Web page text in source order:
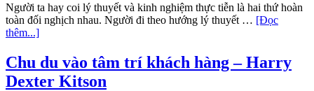
Người ta hay coi lý thuyết và kinh nghiệm thực tiễn là hai thứ hoàn
toàn đối nghịch nhau. Người đi theo hướng lý thuyết … [Đọc
thêm...]
Chu du vào tâm trí khách hàng – Harry
Dexter Kitson